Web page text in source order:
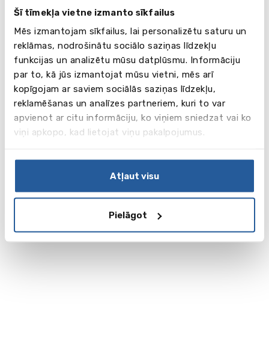
Šī tīmekļa vietne izmanto sīkfailus
Mēs izmantojam sīkfailus, lai personalizētu saturu un
reklāmas, nodrošinātu sociālo saziņas līdzekļu
funkcijas un analizētu mūsu datplūsmu. Informāciju
par to, kā jūs izmantojat mūsu vietni, mēs arī
kopīgojam ar saviem sociālās saziņas līdzekļu,
reklamēšanas un analīzes partneriem, kuri to var
apvienot ar citu informāciju, ko viņiem sniedzat vai ko
viņi apkopo, kad lietojat viņu pakalpojumus.
Atļaut visu
Pielāgot